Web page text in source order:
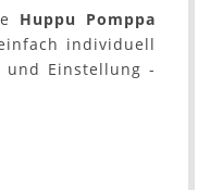
Huppu Pomppa
individuell
Einstellung -